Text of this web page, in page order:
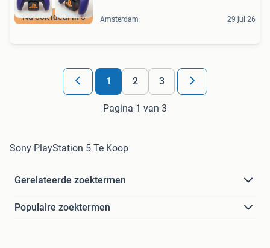
Nu ook ideal in 3 Amsterdam 29 jul 26
1 2 3
Pagina 1 van 3
Sony PlayStation 5 Te Koop
Gerelateerde zoektermen
Populaire zoektermen